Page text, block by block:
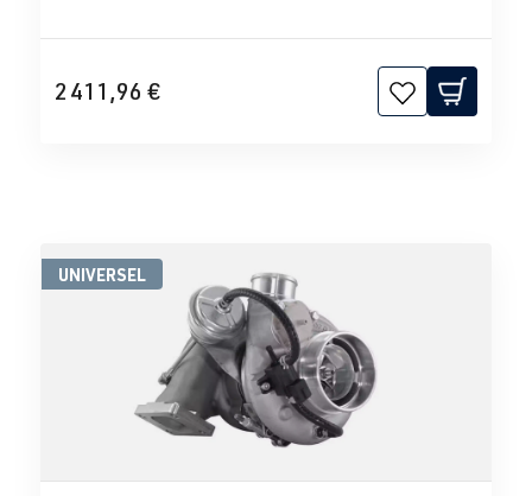
2 411,96 €
UNIVERSEL